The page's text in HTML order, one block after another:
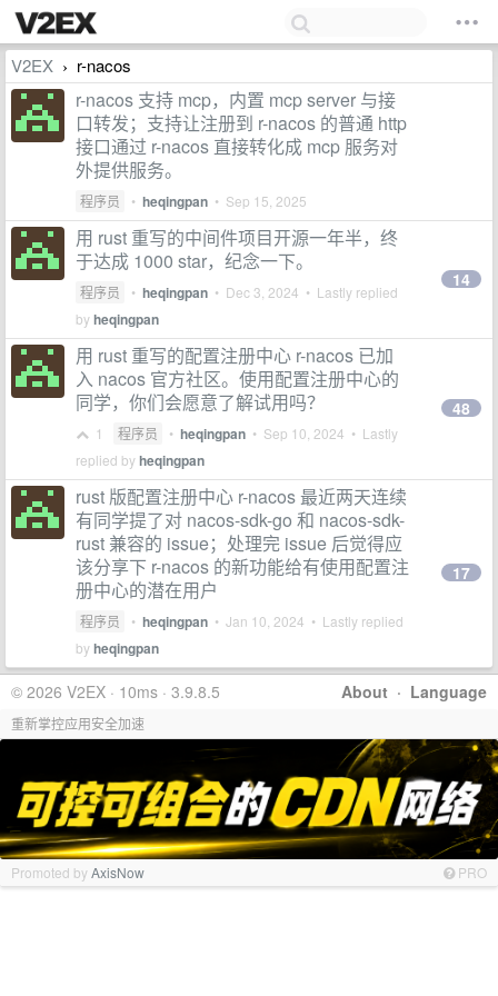
V2EX › r-nacos
r-nacos 支持 mcp，内置 mcp server 与接
口转发；支持让注册到 r-nacos 的普通 http
接口通过 r-nacos 直接转化成 mcp 服务对
外提供服务。
程序员 • heqingpan • Sep 15, 2025
用 rust 重写的中间件项目开源一年半，终
于达成 1000 star，纪念一下。
程序员 • heqingpan • Dec 3, 2024 • Lastly replied
byheqingpan
14
用 rust 重写的配置注册中心 r-nacos 已加
入 nacos 官方社区。使用配置注册中心的
同学，你们会愿意了解试用吗？
1 程序员 • heqingpan • Sep 10, 2024 • Lastly
replied byheqingpan
48
rust 版配置注册中心 r-nacos 最近两天连续
有同学提了对 nacos-sdk-go 和 nacos-sdk-
rust 兼容的 issue；处理完 issue 后觉得应
该分享下 r-nacos 的新功能给有使用配置注
册中心的潜在用户
程序员 • heqingpan • Jan 10, 2024 • Lastly replied
byheqingpan
17
About · Language
© 2026 V2EX · 10ms · 3.9.8.5
重新掌控应用安全加速
Promoted byAxisNow PRO